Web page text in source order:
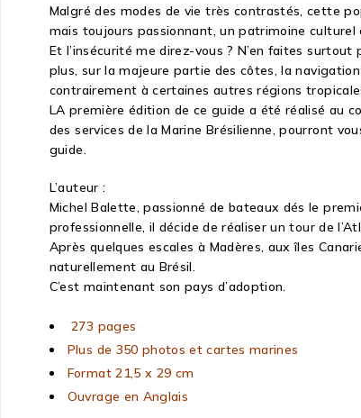
Malgré des modes de vie très contrastés, cette
mais toujours passionnant, un patrimoine
Et l’insécurité me direz-vous ? N’en faites
plus, sur la majeure partie des côtes, la
contrairement à certaines autres régions
LA première édition de ce guide a été réalisé au
des services de la Marine Brésilienne, pourront
guide.
L’auteur :
Michel Balette, passionné de bateaux dés le
professionnelle, il décide de réaliser un tour de
Après quelques escales à Madères, aux îles
naturellement au Brésil.
C’est maintenant son pays d’adoption.
273 pages
Plus de 350 photos et cartes marines
Format 21,5 x 29 cm
Ouvrage en Anglais